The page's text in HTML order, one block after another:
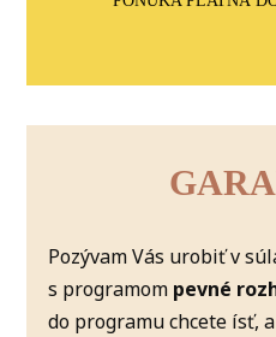
Pozývam Vás urobiť v
s programom pevné
do programu chcete ísť,